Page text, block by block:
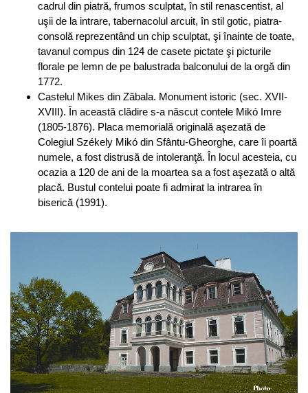
cadrul din piatră, frumos sculptat, în stil renascentist, al
uşii de la intrare, tabernacolul arcuit, în stil gotic, piatra-
consolă reprezentând un chip sculptat, şi înainte de toate,
tavanul compus din 124 de casete pictate şi picturile
florale pe lemn de pe balustrada balconului de la orgă din
1772.
Castelul Mikes din Zăbala. Monument istoric (sec. XVII-
XVIII). În această clădire s-a născut contele Mikó Imre
(1805-1876). Placa memorială originală aşezată de
Colegiul Székely Mikó din Sfântu-Gheorghe, care îi poartă
numele, a fost distrusă de intoleranţă. În locul acesteia, cu
ocazia a 120 de ani de la moartea sa a fost aşezată o altă
placă. Bustul contelui poate fi admirat la intrarea în
biserică (1991).